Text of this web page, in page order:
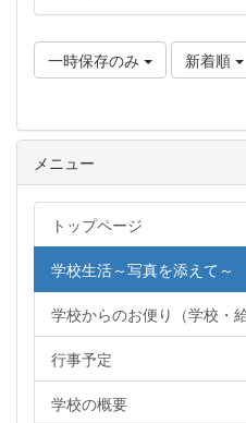
一時保存のみ 新着順
メニュー
トップページ
学校生活～写真を添えて～
学校からのお便り（学校・
行事予定
学校の概要